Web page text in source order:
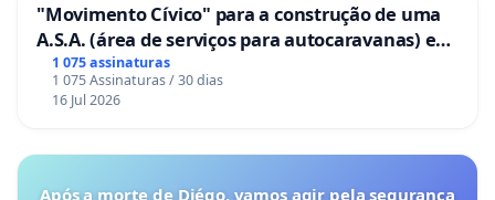
"Movimento Cívico" para a construção de uma
A.S.A. (área de serviços para autocaravanas) em
Coimbra
1 075 assinaturas
1 075 Assinaturas / 30 dias
16 Jul 2026
Após a morte de Diégo, vamos agir pela segurança